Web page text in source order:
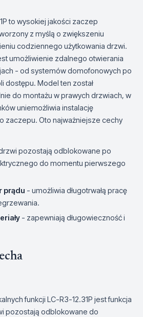
to wysokiej jakości zaczep
z myślą o zwiększeniu
codziennego użytkowania drzwi.
umożliwienie zdalnego otwierania
- od systemów domofonowych po
dostępu. Model ten został
do montażu w prawych drzwiach, w
uniemożliwia instalację
zaczepu. Oto najważniejsze cechy
pozostają odblokowane po
do momentu pierwszego
prądu - umożliwia długotrwałą pracę
- zapewniają długowieczność i
funkcji LC-R3-12.31P jest funkcja
pozostają odblokowane do